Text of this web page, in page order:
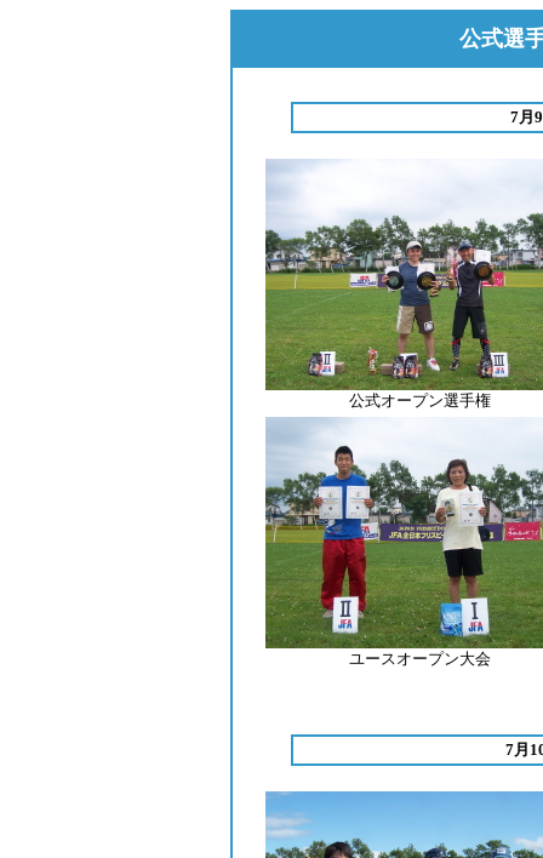
公式選
7月
公式オープン選手権
ユースオープン大会
7月